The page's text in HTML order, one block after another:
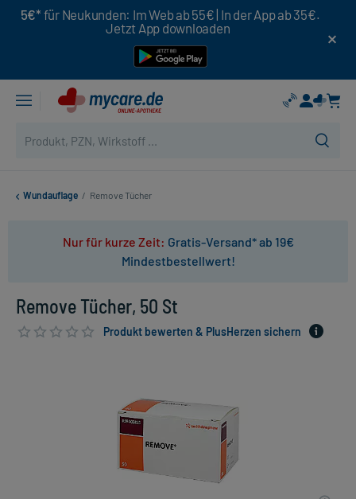
5€* für Neukunden: Im Web ab 55€ | In der App ab 35€.
Jetzt App downloaden
Wundauflage / Remove Tücher
Nur für kurze Zeit: Gratis-Versand* ab 19€
Mindestbestellwert!
Remove Tücher, 50 St
Produkt bewerten & PlusHerzen sichern